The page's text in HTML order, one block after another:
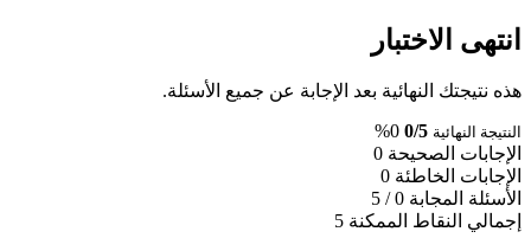
انتهى الاختبار
هذه نتيجتك النهائية بعد الإجابة عن جميع الأسئلة.
النتيجة النهائية 0/5
0%
الإجابات الصحيحة 0
الإجابات الخاطئة 0
الأسئلة المجابة 0 / 5
إجمالي النقاط الممكنة 5